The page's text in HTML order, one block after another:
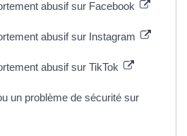
abusif sur Facebook
abusif sur Instagram
abusif sur TikTok
un problème de sécurité sur